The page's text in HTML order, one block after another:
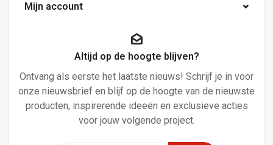
Mijn account
Altijd op de hoogte blijven?
Ontvang als eerste het laatste nieuws! Schrijf je in voor
onze nieuwsbrief en blijf op de hoogte van de nieuwste
producten, inspirerende ideeën en exclusieve acties
voor jouw volgende project.